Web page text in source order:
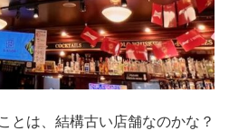
とは、結構古い店舗なのかな？